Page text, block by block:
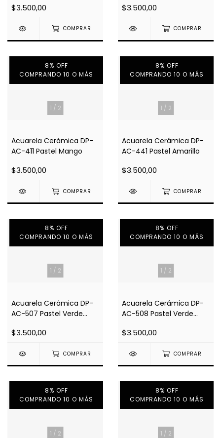
$3.500,00
COMPRAR
$3.500,00
COMPRAR
1 / 2
8% OFF
COMPRANDO 10 O MÁS
Acuarela Cerámica DP-
AC-411 Pastel Mango
$3.500,00
COMPRAR
1 / 2
8% OFF
COMPRANDO 10 O MÁS
Acuarela Cerámica DP-
AC-441 Pastel Amarillo
$3.500,00
COMPRAR
1 / 2
8% OFF
COMPRANDO 10 O MÁS
Acuarela Cerámica DP-
AC-507 Pastel Verde
$3.500,00
COMPRAR
1 / 2
8% OFF
COMPRANDO 10 O MÁS
Acuarela Cerámica DP-
AC-508 Pastel Verde
$3.500,00
COMPRAR
1 / 2
8% OFF
COMPRANDO 10 O MÁS
1 / 2
8% OFF
COMPRANDO 10 O MÁS